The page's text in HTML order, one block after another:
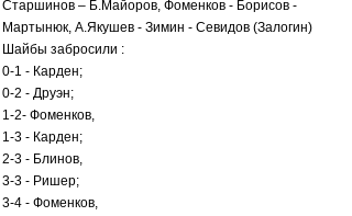
Старшинов – Б.Майоров, Фоменков - Борисов -
Мартынюк, А.Якушев - Зимин - Севидов (Залогин)
Шайбы забросили :
0-1 - Карден;
0-2 - Друэн;
1-2- Фоменков,
1-3 - Карден;
2-3 - Блинов,
3-3 - Ришер;
3-4 - Фоменков,